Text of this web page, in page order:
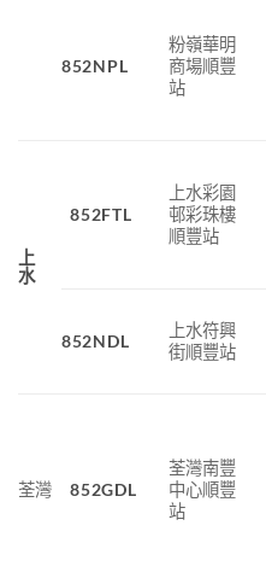
852NPL
粉嶺華明
商場順豐
站
上
水
852FTL
上水彩園
邨彩珠樓
順豐站
852NDL
上水符興
街順豐站
荃灣 852GDL
荃灣南豐
中心順豐
站